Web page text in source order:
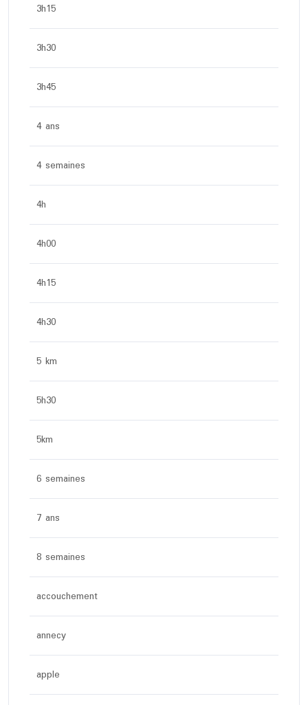
3h15
3h30
3h45
4 ans
4 semaines
4h
4h00
4h15
4h30
5 km
5h30
5km
6 semaines
7 ans
8 semaines
accouchement
annecy
apple